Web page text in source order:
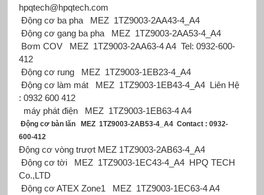
hpqtech@hpqtech.com
Động cơ ba pha
MEZ 1TZ9003-2AA43-4_A4
Động cơ gang ba pha
MEZ 1TZ9003-2AA53-4_A4
Bơm COV
MEZ 1TZ9003-2AA63-4 A4 Tel: 0932-600-
412
Động cơ rung
MEZ 1TZ9003-1EB23-4_A4
Động cơ làm mát
MEZ 1TZ9003-1EB43-4_A4 Liên Hệ
: 0932 600 412
máy phát điện
MEZ 1TZ9003-1EB63-4 A4
Động cơ bàn lăn MEZ 1TZ9003-2AB53-4_A4 Contact : 0932-
600-412
Động cơ vòng trượt MEZ 1TZ9003-2AB63-4_A4
Động cơ tời
MEZ 1TZ9003-1EC43-4_A4 HPQ TECH
Co.,LTD
Động cơ ATEX Zone1
MEZ 1TZ9003-1EC63-4 A4